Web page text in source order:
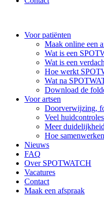
Voor patiënten
Maak online een
Wat is een
Wat is een
Hoe werkt
Wat na
Download de
Voor artsen
Doorverwijzing,
Veel
Meer
Hoe
Nieuws
FAQ
Over SPOTWATCH
Vacatures
Contact
Maak een afspraak